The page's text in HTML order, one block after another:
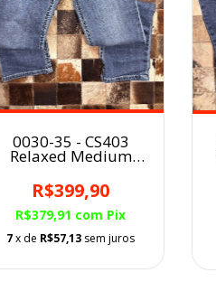
0030-35 - CS403
Relaxed Medium
Western
R$399,90
R$379,91 com Pix
7x de R$57,13 sem juros